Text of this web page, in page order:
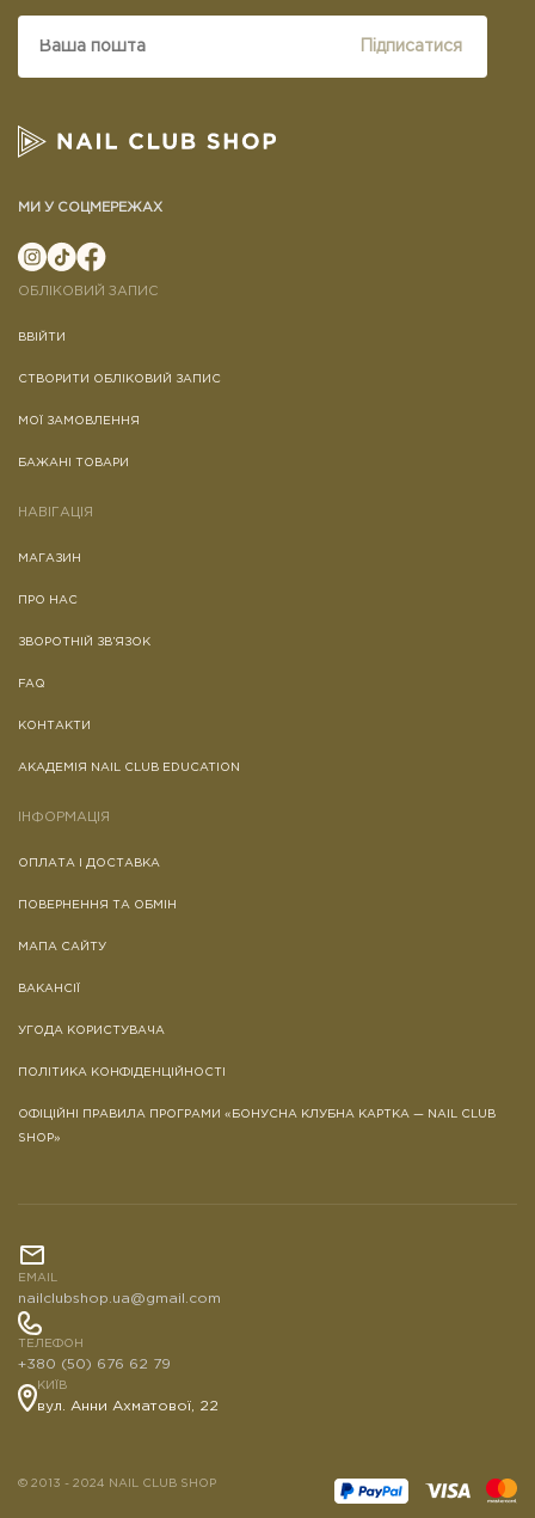
Підписатися
МИ У СОЦМЕРЕЖАХ
ОБЛІКОВИЙ ЗАПИС
ВВІЙТИ
СТВОРИТИ ОБЛІКОВИЙ ЗАПИС
МОЇ ЗАМОВЛЕННЯ
БАЖАНІ ТОВАРИ
НАВІГАЦІЯ
МАГАЗИН
ПРО НАС
ЗВОРОТНІЙ ЗВ’ЯЗОК
FAQ
КОНТАКТИ
АКАДЕМІЯ NAIL CLUB EDUCATION
ІНФОРМАЦІЯ
ОПЛАТА І ДОСТАВКА
ПОВЕРНЕННЯ ТА ОБМІН
МАПА САЙТУ
ВАКАНСІЇ
УГОДА КОРИСТУВАЧА
ПОЛІТИКА КОНФІДЕНЦІЙНОСТІ
ОФІЦІЙНІ ПРАВИЛА ПРОГРАМИ «БОНУСНА КЛУБНА КАРТКА — NAIL CLUB
SHOP»
EMAIL
nailclubshop.ua@gmail.com
ТЕЛЕФОН
+380 (50) 676 62 79
КИЇВ
вул. Анни Ахматової, 22
© 2013 - 2024 NAIL CLUB SHOP